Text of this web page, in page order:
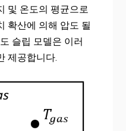
및 온도의 평균으로
확산에 의해 압도 될
슬립 모델은 이러
제공합니다.